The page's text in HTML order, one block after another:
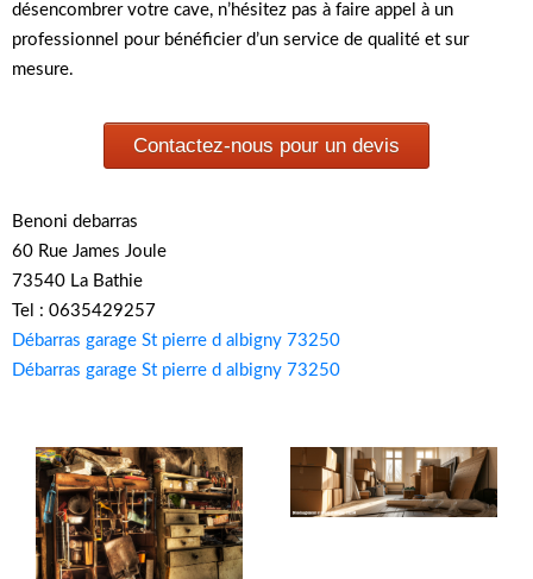
désencombrer votre cave, n’hésitez pas à faire appel à un
professionnel pour bénéficier d’un service de qualité et sur
mesure.
Contactez-nous pour un devis
Benoni debarras
60 Rue James Joule
73540 La Bathie
Tel : 0635429257
Débarras garage St pierre d albigny 73250
Débarras garage St pierre d albigny 73250